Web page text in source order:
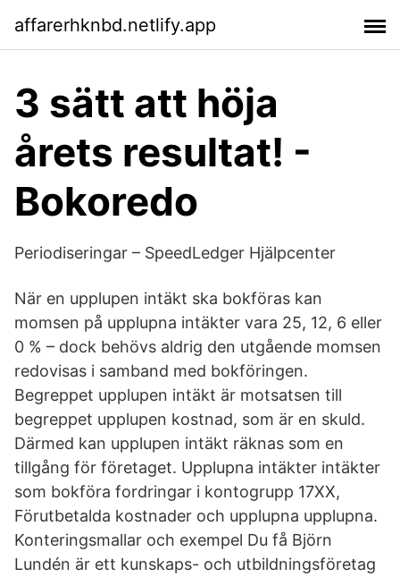
affarerhknbd.netlify.app
3 sätt att höja
årets resultat! -
Bokoredo
Periodiseringar – SpeedLedger Hjälpcenter
När en upplupen intäkt ska bokföras kan
momsen på upplupna intäkter vara 25, 12, 6 eller
0 % – dock behövs aldrig den utgående momsen
redovisas i samband med bokföringen.
Begreppet upplupen intäkt är motsatsen till
begreppet upplupen kostnad, som är en skuld.
Därmed kan upplupen intäkt räknas som en
tillgång för företaget. Upplupna intäkter intäkter
som bokföra fordringar i kontogrupp 17XX,
Förutbetalda kostnader och upplupna upplupna.
Konteringsmallar och exempel Du få Björn
Lundén är ett kunskaps- och utbildningsföretag